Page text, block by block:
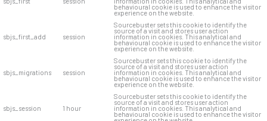
behavioural cookie is used to enhance the visitor
experience on the website.
sbjs_first_add session
Sourcebuster sets this cookie to identify the
source of a visit and stores user action
information in cookies. This analytical and
behavioural cookie is used to enhance the visitor
experience on the website.
sbjs_migrations session
Sourcebuster sets this cookie to identify the
source of a visit and stores user action
information in cookies. This analytical and
behavioural cookie is used to enhance the visitor
experience on the website.
sbjs_session 1 hour
Sourcebuster sets this cookie to identify the
source of a visit and stores user action
information in cookies. This analytical and
behavioural cookie is used to enhance the visitor